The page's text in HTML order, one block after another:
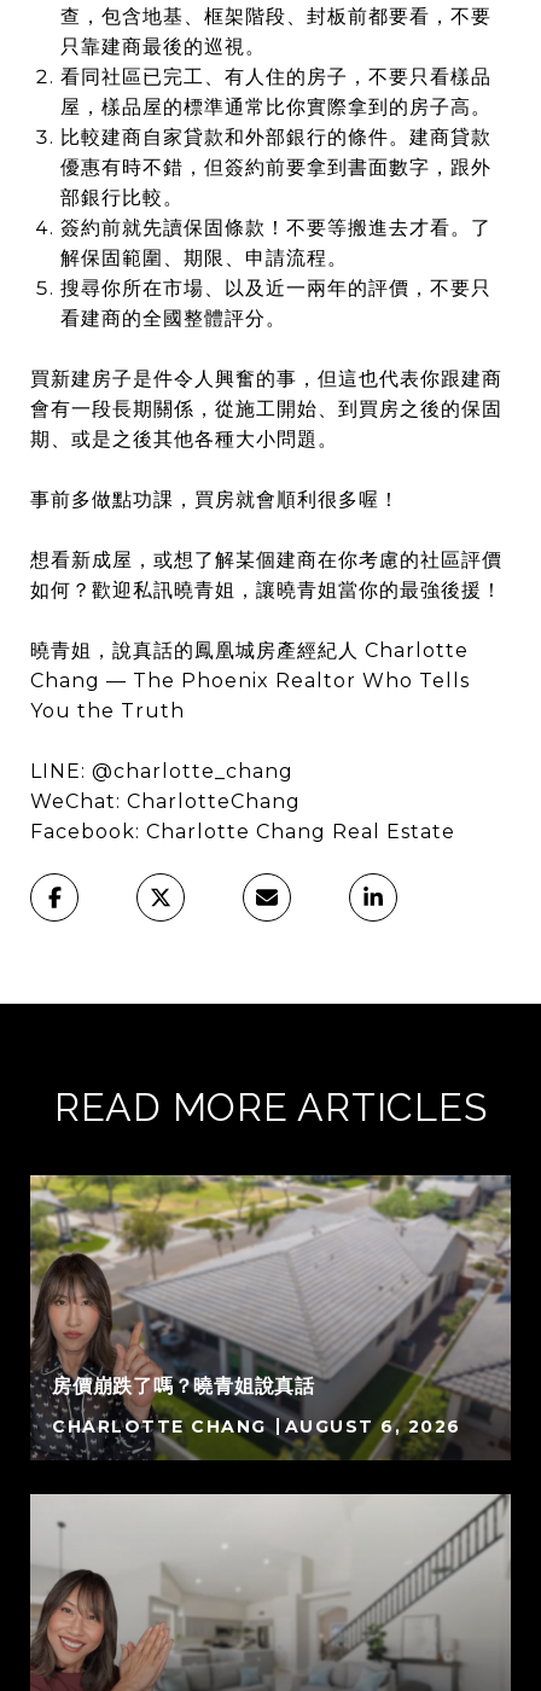
查，包含地基、框架階段、封板前都要看，不要
只靠建商最後的巡視。
看同社區已完工、有人住的房子，不要只看樣品
屋，樣品屋的標準通常比你實際拿到的房子高。
比較建商自家貸款和外部銀行的條件。建商貸款
優惠有時不錯，但簽約前要拿到書面數字，跟外
部銀行比較。
簽約前就先讀保固條款！不要等搬進去才看。了
解保固範圍、期限、申請流程。
搜尋你所在市場、以及近一兩年的評價，不要只
看建商的全國整體評分。
買新建房子是件令人興奮的事，但這也代表你跟建商
會有一段長期關係，從施工開始、到買房之後的保固
期、或是之後其他各種大小問題。
事前多做點功課，買房就會順利很多喔！
想看新成屋，或想了解某個建商在你考慮的社區評價
如何？歡迎私訊曉青姐，讓曉青姐當你的最強後援！
曉青姐，說真話的鳳凰城房產經紀人 Charlotte
Chang — The Phoenix Realtor Who Tells
You the Truth
LINE: @charlotte_chang
WeChat: CharlotteChang
Facebook: Charlotte Chang Real Estate
READ MORE ARTICLES
房價崩跌了嗎？曉青姐說真話
CHARLOTTE CHANG AUGUST 6, 2026